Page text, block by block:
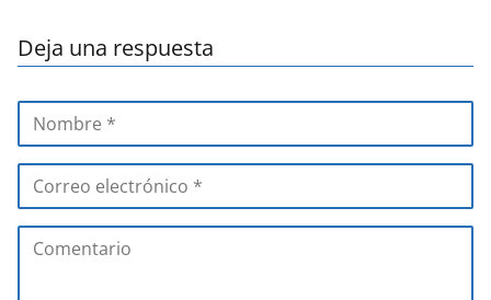
Deja una respuesta